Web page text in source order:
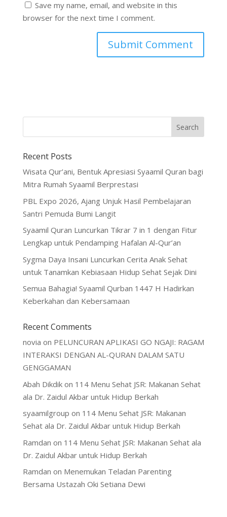
Save my name, email, and website in this
browser for the next time I comment.
Recent Posts
Wisata Qur’ani, Bentuk Apresiasi Syaamil Quran bagi
Mitra Rumah Syaamil Berprestasi
PBL Expo 2026, Ajang Unjuk Hasil Pembelajaran
Santri Pemuda Bumi Langit
Syaamil Quran Luncurkan Tikrar 7 in 1 dengan Fitur
Lengkap untuk Pendamping Hafalan Al-Qur’an
Sygma Daya Insani Luncurkan Cerita Anak Sehat
untuk Tanamkan Kebiasaan Hidup Sehat Sejak Dini
Semua Bahagia! Syaamil Qurban 1447 H Hadirkan
Keberkahan dan Kebersamaan
Recent Comments
novia on PELUNCURAN APLIKASI GO NGAJI: RAGAM
INTERAKSI DENGAN AL-QURAN DALAM SATU
GENGGAMAN
Abah Dikdikon 114 Menu Sehat JSR: Makanan Sehat
ala Dr. Zaidul Akbar untuk Hidup Berkah
syaamilgroup on 114 Menu Sehat JSR: Makanan
Sehat ala Dr. Zaidul Akbar untuk Hidup Berkah
Ramdan on 114 Menu Sehat JSR: Makanan Sehat ala
Dr. Zaidul Akbar untuk Hidup Berkah
Ramdan on Menemukan Teladan Parenting
Bersama Ustazah Oki Setiana Dewi